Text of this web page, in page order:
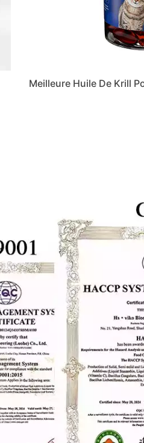
Meilleure Huile De Krill